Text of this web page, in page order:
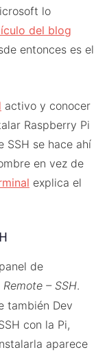
lo
del blog
entonces es el
activo y conocer
Raspberry Pi
SSH se hace ahí
en vez de
explica el
de
Remote – SSH.
también Dev
con la Pi,
aparece